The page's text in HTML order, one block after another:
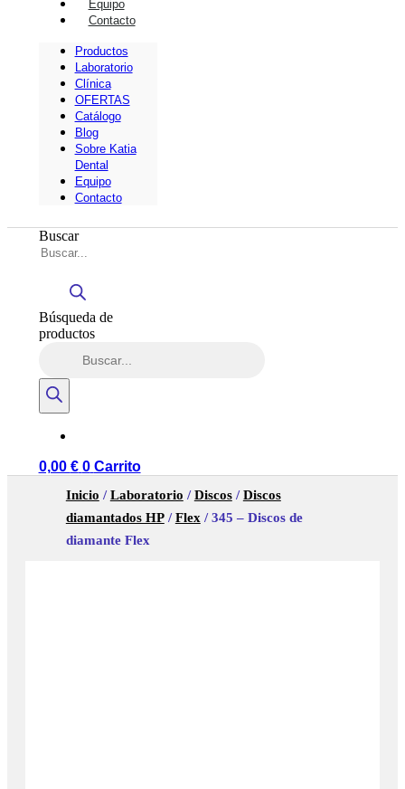
Equipo
Contacto
Productos
Laboratorio
Clínica
OFERTAS
Catálogo
Blog
Sobre Katia
Dental
Equipo
Contacto
Buscar
Búsqueda de
productos
0,00 € 0 Carrito
Inicio /Laboratorio /Discos/Discos
diamantados HP/Flex / 345 – Discos de
diamante Flex